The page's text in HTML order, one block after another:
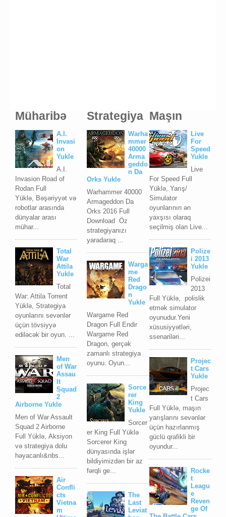
Müharibə
A.I.
Invasi
on
Yukle
A.I.
Invasion Road of
Rodan Full
Yüklə, Bəşəriyyət və
robotlar arasında
dünyalar arası
mühar...
Total
War
Attila
Yukle
Total
War: Attila Torrent
Yüklə, Strategiya
oyunlarını sevənlər
üçün tövsiyyə
ediləcək bir oyun. ...
Men
of War
Assau
lt
Squad
2
Airborne Yukle
Men of War Assault
Squad 2 Airborne
Full Yüklə, Aksiyon
və strategiya dolu
həyacanlı&nbs...
Air
Confli
cts
Vietna
m
Maşın
Live
For
Speed
Yukle
Live
For Speed Full
Yüklə, Yarış/
Simulator
oyunlarının ən
yaxşısı olaraq
seçilmiş olan Live...
Polize
i 2013
Yukle
Polizei
2013
Full Yüklə, polislik
etmək simulator
oyunudur.Yeni
xüsusiyyətləri,
ssenariləri...
Projec
t Cars
Yukle
Projec
t Cars
Full Yüklə, maşın
yarışlarını sevənlər
üçün hazırlanmış
güclü qrafikli bir
oyundur...
Rocke
t
Leagu
e
Reven
ge Of
Strategiya
Warha
mmer
40000
Arma
geddo
n Da
Orks Yukle
Warhammer 40000
Armageddon Da
Orks 2016 Full
Download Öz
strategiyanızı
yaradaraq ...
Warga
me
Red
Drago
n
Yukle
Wargame Red
Dragon Full Endir
Wargame Red
Dragon, gerçək
zamanlı strategiya
oyunu. Oyun...
Sorce
rer
King
Yukle
Sorcer
er King Full Yüklə
Sorcerer King
dünyasında işlər
bildiyimizdən bir az
fərqli ge...
The
Last
Leviat